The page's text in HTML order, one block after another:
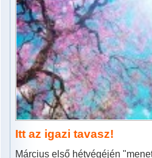
Itt az igazi tavasz!
Március első hétvégéjén